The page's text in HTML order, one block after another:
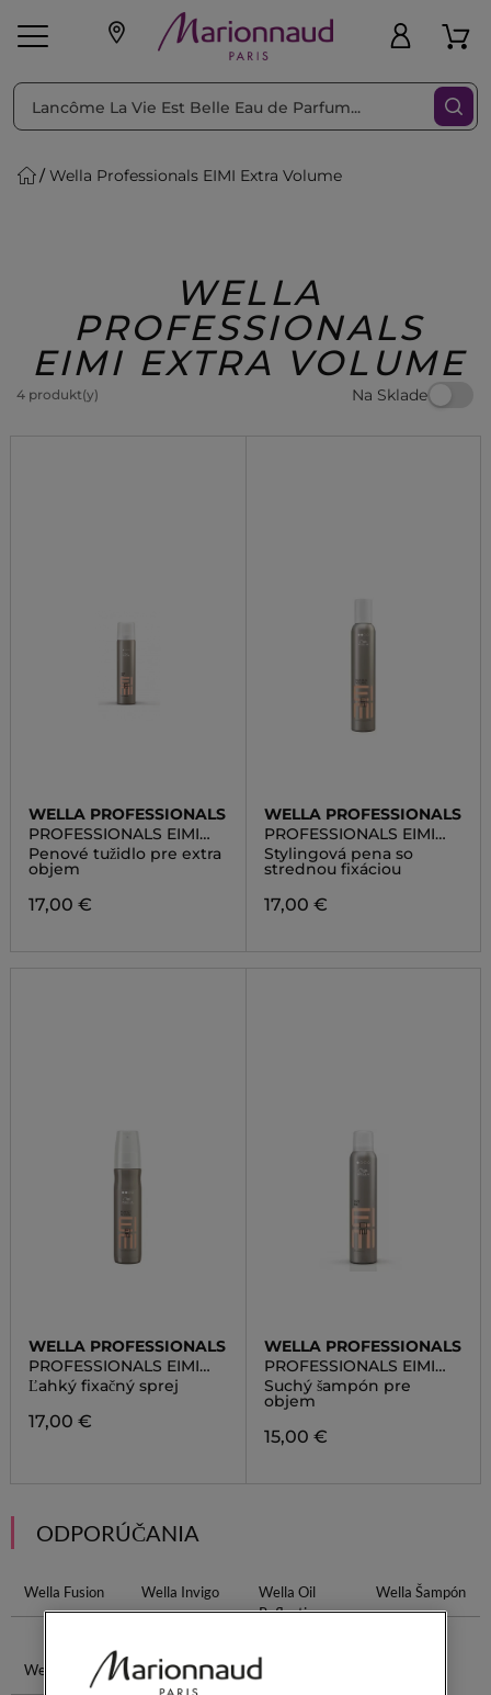
pleť Líčenie Vône
Beauty
Wella Professionals EIMI Extra Volume
WELLA
PROFESSIONALS
EIMI EXTRA VOLUME
4 produkt(y) Na Sklade
Triediť podľa Filtrovať
WELLA PROFESSIONALS
PROFESSIONALS EIMI
VOLUME EXTRA MOUSSE
Penové tužidlo pre extra
objem
17,00 €
WELLA PROFESSIONALS
PROFESSIONALS EIMI
VOLUME NATURAL
VOLUME
Stylingová pena so
strednou fixáciou
17,00 €
WELLA PROFESSIONALS
PROFESSIONALS EIMI
VOLUME PERFECT
SETTING
Ľahký fixačný sprej
17,00 €
WELLA PROFESSIONALS
PROFESSIONALS EIMI
VOLUME DRY ME
Suchý šampón pre
objem
15,00 €
ODPORÚČANIA
Wella Fusion Wella Invigo
Wella Oil
Reflections
Wella Šampón
Wella Maska Wella Repair
Eau Intense